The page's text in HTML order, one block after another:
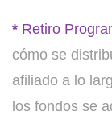
* Retiro
cómo se
afiliado a lo
los fondos se